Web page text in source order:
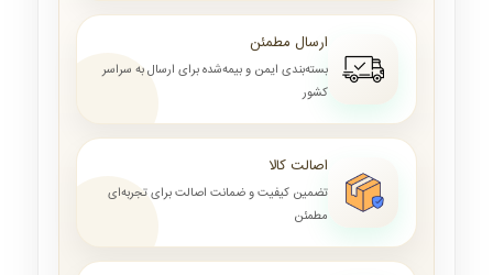
ارسال مطمئن
بسته‌بندی ایمن و بیمه‌شده برای ارسال به سراسر
کشور
اصالت کالا
تضمین کیفیت و ضمانت اصالت برای تجربه‌ای
مطمئن